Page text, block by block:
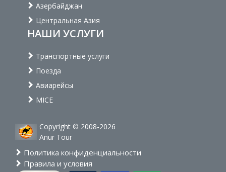
Азербайджан
Центральная Азия
НАШИ УСЛУГИ
Транспортные услуги
Поезда
Авиарейсы
MICE
Copyright © 2008-2026
Anur Tour
Политика конфиденциальности
Правила и условия